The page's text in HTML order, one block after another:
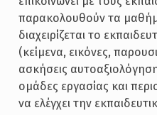
παρακολουθούν τα
διαχειρίζεται το
(κείμενα, εικόνες,
ασκήσεις
ομάδες εργασίας και
να ελέγχει την